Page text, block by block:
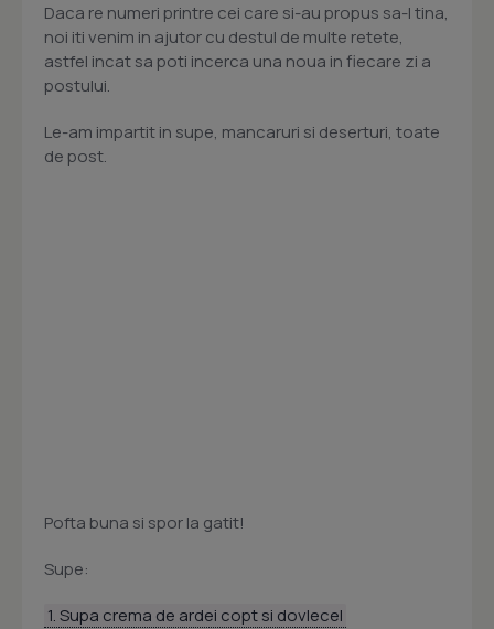
Daca re numeri printre cei care si-au propus sa-l tina,
noi iti venim in ajutor cu destul de multe retete,
astfel incat sa poti incerca una noua in fiecare zi a
postului.
Le-am impartit in supe, mancaruri si deserturi, toate
de post.
Pofta buna si spor la gatit!
Supe:
1. Supa crema de ardei copt si dovlecel